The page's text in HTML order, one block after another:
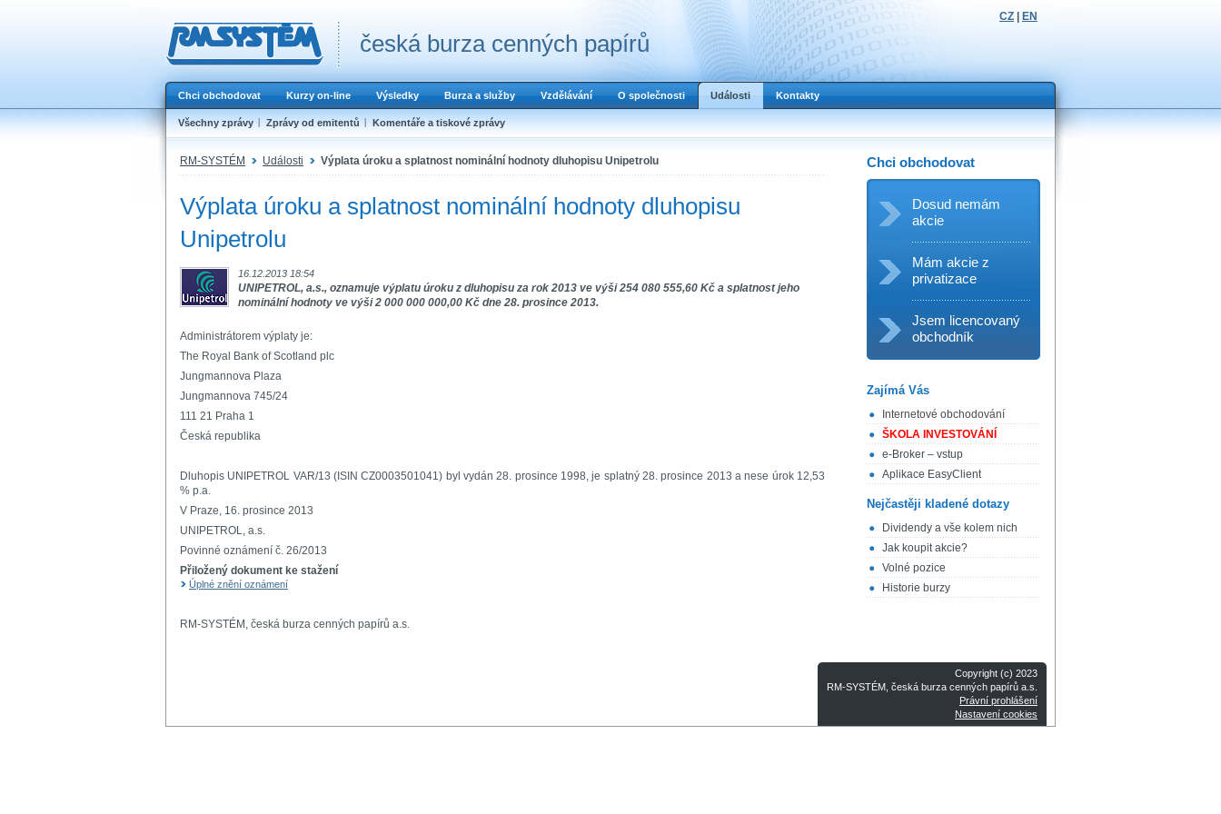
česká burza cenných papírů
CZ EN
Chci obchodovat Kurzy on-line Výsledky Burza a služby Vzdělávání O společnosti Události Kontakty
Všechny zprávy Zprávy od emitentů Komentáře a tiskové zprávy
RM-SYSTÉM Události Výplata úroku a splatnost nominální hodnoty dluhopisu Unipetrolu
Výplata úroku a splatnost nominální hodnoty dluhopisu
Unipetrolu
16.12.2013 18:54
UNIPETROL, a.s., oznamuje výplatu úroku z dluhopisu za rok 2013 ve výši 254 080 555,60 Kč a splatnost jeho
nominální hodnoty ve výši 2 000 000 000,00 Kč dne 28. prosince 2013.
Administrátorem výplaty je:
The Royal Bank of Scotland plc
Jungmannova Plaza
Jungmannova 745/24
111 21 Praha 1
Česká republika
Dluhopis UNIPETROL VAR/13 (ISIN CZ0003501041) byl vydán 28. prosince 1998, je splatný 28. prosince 2013 a nese úrok 12,53
% p.a.
V Praze, 16. prosince 2013
UNIPETROL, a.s.
Povinné oznámení č. 26/2013
Přiložený dokument ke stažení
Úplné znění oznámení
RM-SYSTÉM, česká burza cenných papírů a.s.
Chci obchodovat
Dosud nemám
akcie
Mám akcie z
privatizace
Jsem licencovaný
obchodník
Zajímá Vás
Internetové obchodování
ŠKOLA INVESTOVÁNÍ
e-Broker – vstup
Aplikace EasyClient
Nejčastěji kladené dotazy
Dividendy a vše kolem nich
Jak koupit akcie?
Volné pozice
Historie burzy
Copyright (c) 2023
RM-SYSTÉM, česká burza cenných papírů a.s.
Právní prohlášení
Nastavení cookies